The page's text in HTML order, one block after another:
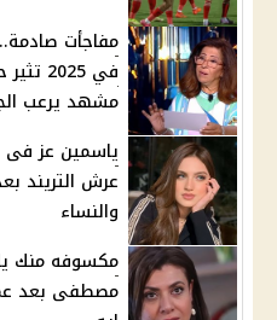
مفاجأت
في
مشهد يرعب
ياسمين عز فى
عرش التريند
والنساء
مكسوفه منك